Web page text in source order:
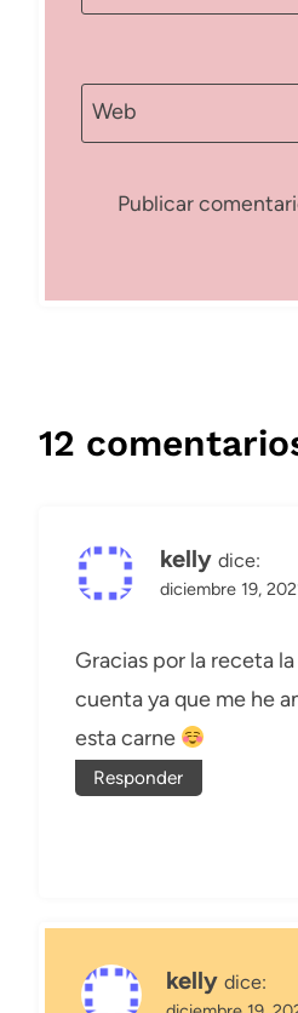
Web
12
kelly dice:
diciembre 19,
Gracias por la receta
cuenta ya que me he
esta carne
Responder
kelly dice: